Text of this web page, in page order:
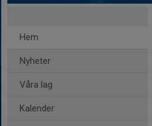
Hem
Nyheter
Våra lag
Kalender